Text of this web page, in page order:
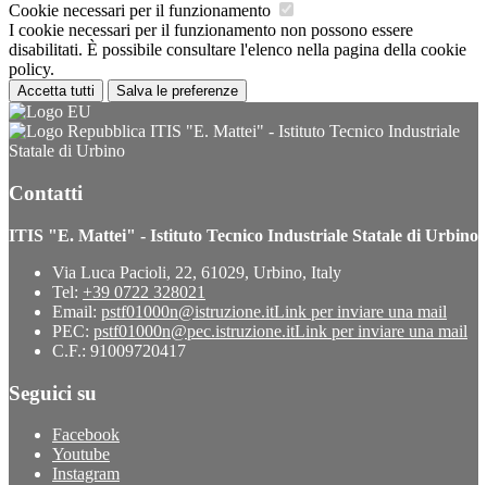
Cookie necessari per il funzionamento
I cookie necessari per il funzionamento non possono essere
disabilitati. È possibile consultare l'elenco nella pagina della cookie
policy.
Accetta tutti Salva le preferenze
ITIS "E. Mattei" - Istituto Tecnico Industriale
Statale di Urbino
Contatti
ITIS "E. Mattei" - Istituto Tecnico Industriale Statale di Urbino
Via Luca Pacioli, 22, 61029, Urbino, Italy
Tel: +39 0722 328021
Email: pstf01000n@istruzione.itLink per inviare una mail
PEC: pstf01000n@pec.istruzione.itLink per inviare una mail
C.F.: 91009720417
Seguici su
Facebook
Youtube
Instagram